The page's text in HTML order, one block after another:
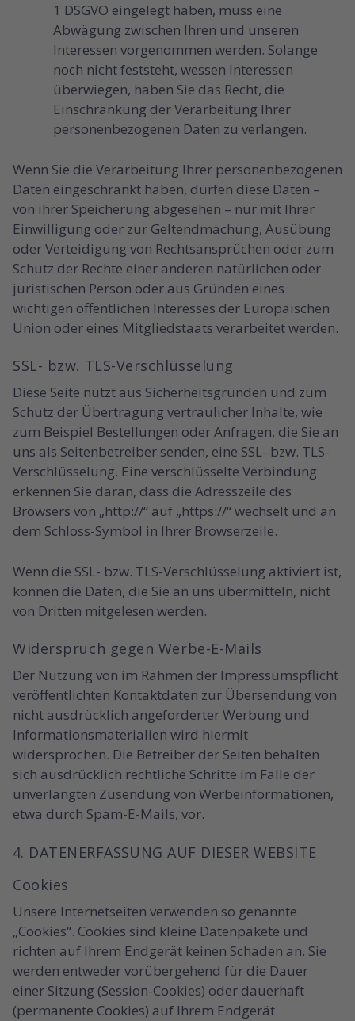
1 DSGVO eingelegt haben, muss eine
Abwägung zwischen Ihren und unseren
Interessen vorgenommen werden. Solange
noch nicht feststeht, wessen Interessen
überwiegen, haben Sie das Recht, die
Einschränkung der Verarbeitung Ihrer
personenbezogenen Daten zu verlangen.
Wenn Sie die Verarbeitung Ihrer personenbezogenen
Daten eingeschränkt haben, dürfen diese Daten –
von ihrer Speicherung abgesehen – nur mit Ihrer
Einwilligung oder zur Geltendmachung, Ausübung
oder Verteidigung von Rechtsansprüchen oder zum
Schutz der Rechte einer anderen natürlichen oder
juristischen Person oder aus Gründen eines
wichtigen öffentlichen Interesses der Europäischen
Union oder eines Mitgliedstaats verarbeitet werden.
SSL- bzw. TLS-Verschlüsselung
Diese Seite nutzt aus Sicherheitsgründen und zum
Schutz der Übertragung vertraulicher Inhalte, wie
zum Beispiel Bestellungen oder Anfragen, die Sie an
uns als Seitenbetreiber senden, eine SSL- bzw. TLS-
Verschlüsselung. Eine verschlüsselte Verbindung
erkennen Sie daran, dass die Adresszeile des
Browsers von „http://“ auf „https://“ wechselt und an
dem Schloss-Symbol in Ihrer Browserzeile.
Wenn die SSL- bzw. TLS-Verschlüsselung aktiviert ist,
können die Daten, die Sie an uns übermitteln, nicht
von Dritten mitgelesen werden.
Widerspruch gegen Werbe-E-Mails
Der Nutzung von im Rahmen der Impressumspflicht
veröffentlichten Kontaktdaten zur Übersendung von
nicht ausdrücklich angeforderter Werbung und
Informationsmaterialien wird hiermit
widersprochen. Die Betreiber der Seiten behalten
sich ausdrücklich rechtliche Schritte im Falle der
unverlangten Zusendung von Werbeinformationen,
etwa durch Spam-E-Mails, vor.
4. DATENERFASSUNG AUF DIESER WEBSITE
Cookies
Unsere Internetseiten verwenden so genannte
„Cookies“. Cookies sind kleine Datenpakete und
richten auf Ihrem Endgerät keinen Schaden an. Sie
werden entweder vorübergehend für die Dauer
einer Sitzung (Session-Cookies) oder dauerhaft
(permanente Cookies) auf Ihrem Endgerät